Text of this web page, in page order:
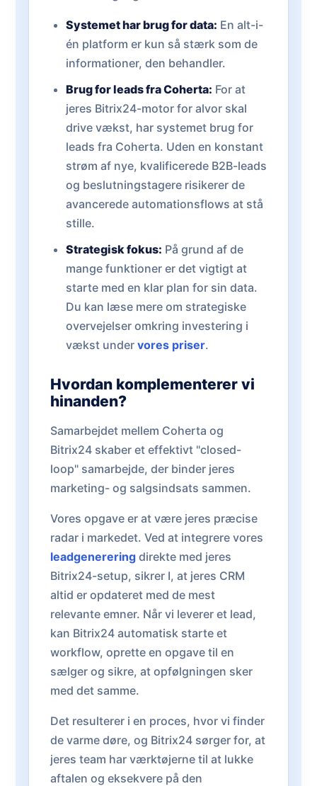
Systemet har brug for data: En alt-i-
én platform er kun så stærk som de
informationer, den behandler.
Brug for leads fra Coherta: For at
jeres Bitrix24-motor for alvor skal
drive vækst, har systemet brug for
leads fra Coherta. Uden en konstant
strøm af nye, kvalificerede B2B-leads
og beslutningstagere risikerer de
avancerede automationsflows at stå
stille.
Strategisk fokus: På grund af de
mange funktioner er det vigtigt at
starte med en klar plan for sin data.
Du kan læse mere om strategiske
overvejelser omkring investering i
vækst under vores priser.
Hvordan komplementerer vi
hinanden?
Samarbejdet mellem Coherta og
Bitrix24 skaber et effektivt "closed-
loop" samarbejde, der binder jeres
marketing- og salgsindsats sammen.
Vores opgave er at være jeres præcise
radar i markedet. Ved at integrere vores
leadgenerering direkte med jeres
Bitrix24-setup, sikrer I, at jeres CRM
altid er opdateret med de mest
relevante emner. Når vi leverer et lead,
kan Bitrix24 automatisk starte et
workflow, oprette en opgave til en
sælger og sikre, at opfølgningen sker
med det samme.
Det resulterer i en proces, hvor vi finder
de varme døre, og Bitrix24 sørger for, at
jeres team har værktøjerne til at lukke
aftalen og eksekvere på den